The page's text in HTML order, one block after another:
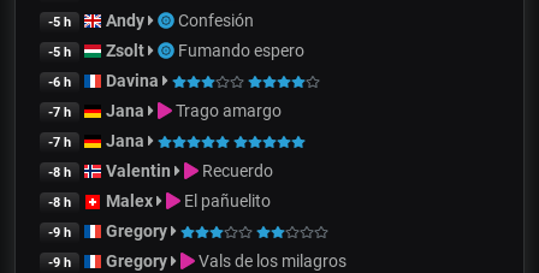
-5 h Andy Confesión
-5 h Zsolt Fumando espero
-6 h Davina
-7 h Jana Trago amargo
-7 h Jana
-8 h Valentin Recuerdo
-8 h Malex El pañuelito
-9 h Gregory
-9 h Gregory Vals de los milagros